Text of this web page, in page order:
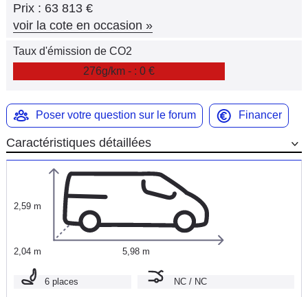
Prix : 63 813 €
voir la cote en occasion »
Taux d'émission de CO2
276g/km - : 0 €
Poser votre question sur le forum Financer
Caractéristiques détaillées
2,59 m
2,04 m 5,98 m
6 places NC / NC